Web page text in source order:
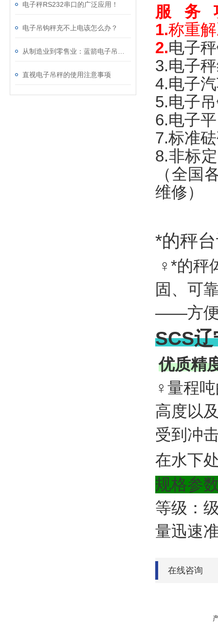
电子秤RS232串口的广泛应用！
电子吊钩秤充不上电该怎么办？
直视电子吊秤的使用注意事项
服 务
1.称重
2.电子
3.电子
4.电子
5.电子
6.电子
7.标准
8.非标
（全国
维修）
*的秤
♀*的秤
固、可
——方便
SCS
优质精
♀量程
高度以
受到冲
在水下
规格参
等级：
量迅速
在线咨询